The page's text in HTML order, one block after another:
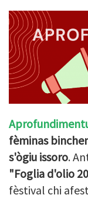
fèminas
s'ògiu issoro.
"Foglia d'olio
fèstival chi